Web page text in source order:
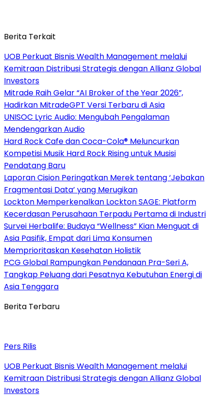
Berita Terkait
UOB Perkuat Bisnis Wealth Management melalui
Kemitraan Distribusi Strategis dengan Allianz Global
Investors
Mitrade Raih Gelar “AI Broker of the Year 2026”,
Hadirkan MitradeGPT Versi Terbaru di Asia
UNISOC Lyric Audio: Mengubah Pengalaman
Mendengarkan Audio
Hard Rock Cafe dan Coca-Cola® Meluncurkan
Kompetisi Musik Hard Rock Rising untuk Musisi
Pendatang Baru
Laporan Cision Peringatkan Merek tentang ‘Jebakan
Fragmentasi Data’ yang Merugikan
Lockton Memperkenalkan Lockton SAGE: Platform
Kecerdasan Perusahaan Terpadu Pertama di Industri
Survei Herbalife: Budaya “Wellness” Kian Menguat di
Asia Pasifik, Empat dari Lima Konsumen
Memprioritaskan Kesehatan Holistik
PCG Global Rampungkan Pendanaan Pra-Seri A,
Tangkap Peluang dari Pesatnya Kebutuhan Energi di
Asia Tenggara
Berita Terbaru
Pers Rilis
UOB Perkuat Bisnis Wealth Management melalui
Kemitraan Distribusi Strategis dengan Allianz Global
Investors